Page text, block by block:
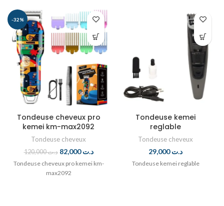
-32%
Tondeuse cheveux pro
kemei km-max2092
Tondeuse cheveux
د.ت120,000 د.ت82,000
Tondeuse cheveux pro kemei km-
max2092
Tondeuse kemei
reglable
Tondeuse cheveux
د.ت29,000
Tondeuse kemei reglable